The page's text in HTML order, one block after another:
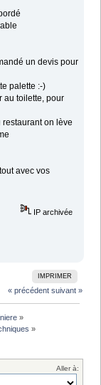
un devis pour
palette :-)
au toilette, pour
on lève
avec vos
IP archivée
IMPRIMER
« précédent suivant »
»
»
Aller à: